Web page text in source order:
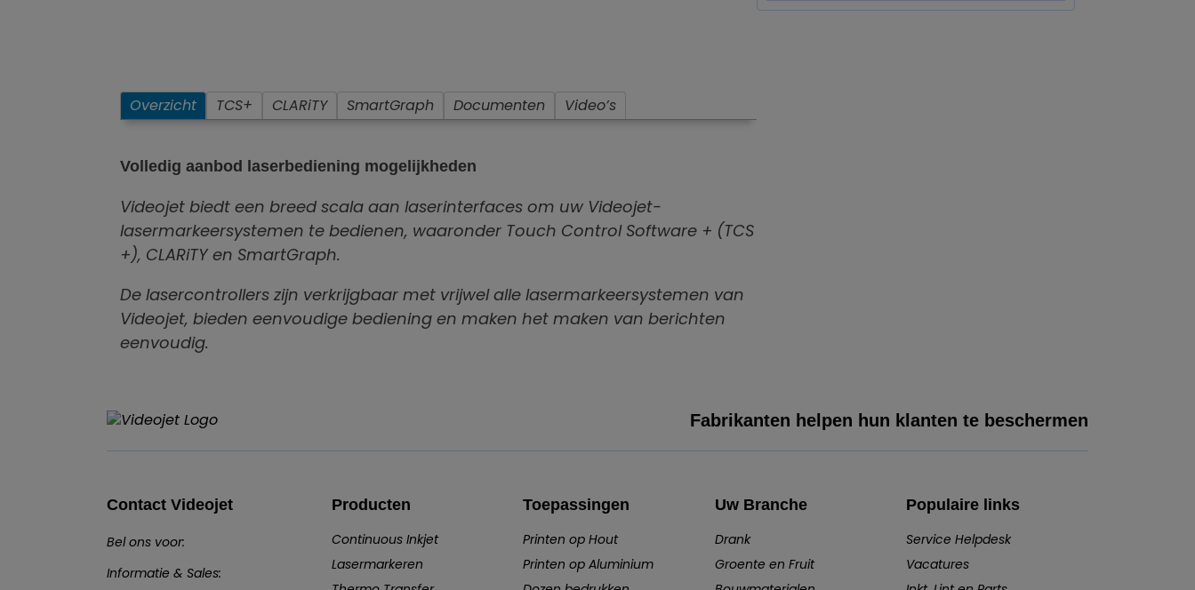
Overzicht TCS+ CLARiTY SmartGraph Documenten Video’s
Volledig aanbod laserbediening mogelijkheden
Videojet biedt een breed scala aan laserinterfaces om uw Videojet-
lasermarkeersystemen te bedienen, waaronder Touch Control Software + (TCS
+), CLARiTY en SmartGraph.
De lasercontrollers zijn verkrijgbaar met vrijwel alle lasermarkeersystemen van
Videojet, bieden eenvoudige bediening en maken het maken van berichten
eenvoudig.
Fabrikanten helpen hun klanten te beschermen
Contact Videojet
Bel ons voor:
Informatie & Sales:
Producten
Continuous Inkjet
Lasermarkeren
Toepassingen
Printen op Hout
Printen op Aluminium
Uw Branche
Drank
Groente en Fruit
Populaire links
Service Helpdesk
Vacatures